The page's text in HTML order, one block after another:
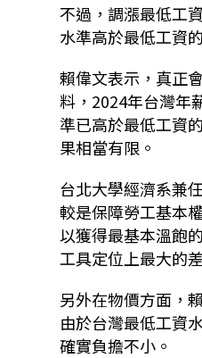
不過，調漲最低工
水準高於最低工資
賴偉文表示，真正
料，2024年台灣年
準已高於最低工資
果相當有限。
台北大學經濟系兼
較是保障勞工基本
以獲得最基本溫飽
工具定位上最大的差
另外在物價方面，
由於台灣最低工資
確實負擔不小。